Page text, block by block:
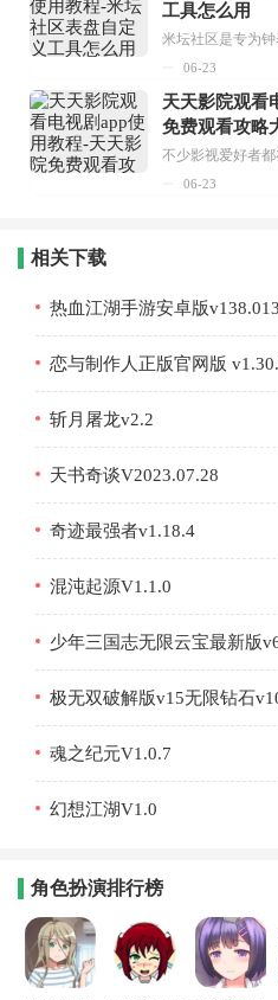
工具怎么用
06-23
天天影院观看
免费观看攻略
06-23
相关下载
热血江湖手游安卓版
恋与制作人正版官网版
斩月屠龙v2.2
天书奇谈V2023.07.28
奇迹最强者v1.18.4
混沌起源V1.1.0
少年三国志无限云宝最新版
极无双破解版v15无限钻石
魂之纪元V1.0.7
幻想江湖V1.0
角色扮演排行榜